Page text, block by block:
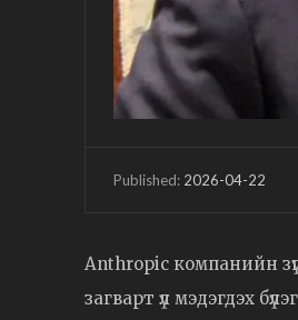
Published: 2026-04-22
Anthropic компанийн
загварт үл мэдэгдэх